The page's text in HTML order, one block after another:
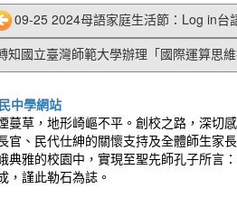
09-25 2024母語家庭生活節：Log in台
知國立臺灣師範大學辦理「國際運算思
蔓草，地形崎嶇不平。創校之路，深切
官、民代仕紳的關懷支持及全體師生家
典雅的校園中，實現至聖先師孔子所言
，謹此勒石為誌。